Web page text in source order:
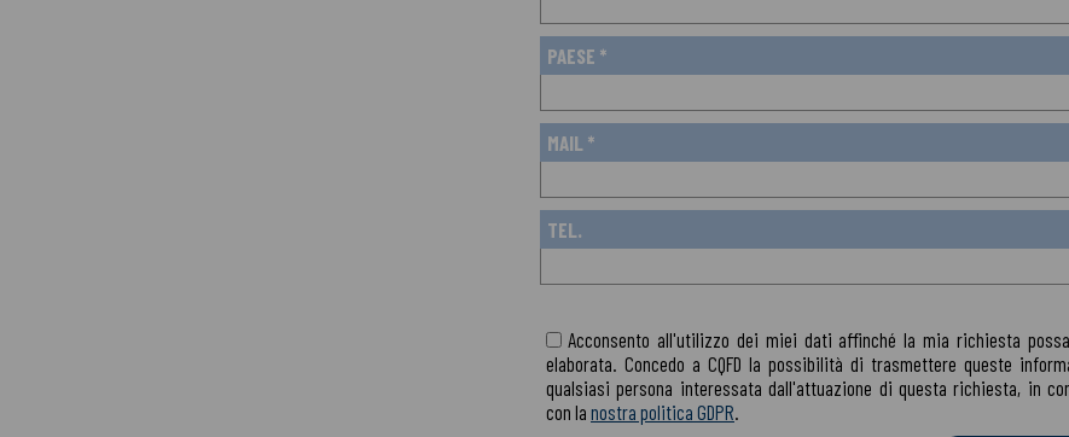
PAESE *
MAIL *
TEL.
Acconsento all'utilizzo dei miei dati affinché la mia richiesta
elaborata. Concedo a CQFD la possibilità di trasmettere queste
qualsiasi persona interessata dall'attuazione di questa richiesta, in
con la nostra politica GDPR.